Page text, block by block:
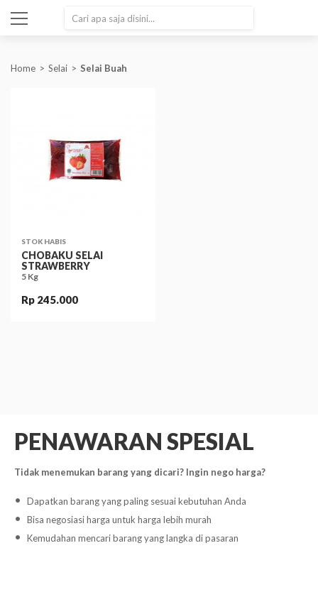
Home Selai Selai Buah
STOK HABIS
CHOBAKU SELAI
STRAWBERRY
5 Kg
Rp 245.000
PENAWARAN SPESIAL
Tidak menemukan barang yang dicari? Ingin nego harga?
Dapatkan barang yang paling sesuai kebutuhan Anda
Bisa negosiasi harga untuk harga lebih murah
Kemudahan mencari barang yang langka di pasaran